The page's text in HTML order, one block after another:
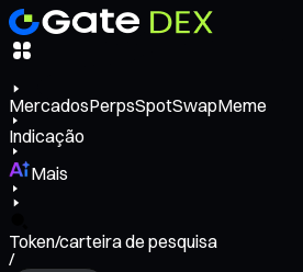
MercadosPerpsSpotSwapMeme
Indicação
Mais
Token/carteira de pesquisa
/